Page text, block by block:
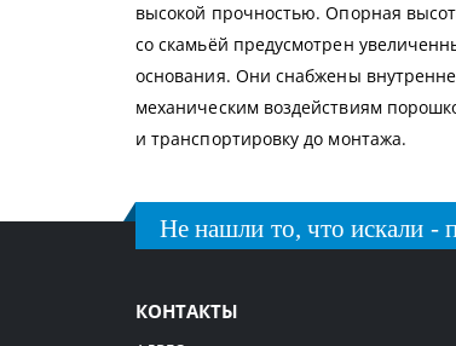
высокой прочностью. Опорная
со скамьёй предусмотрен
основания. Они снабжены
механическим воздействиям
и транспортировку до монтажа.
Не нашли то, что искали -
КОНТАКТЫ